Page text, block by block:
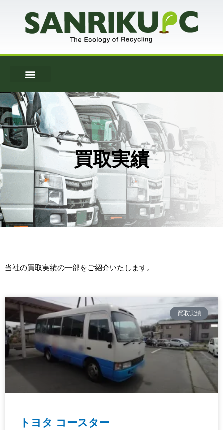
キ
買取実績
当社の買取実績の一部をご紹介いたします。
買取実績
トヨタ コースター